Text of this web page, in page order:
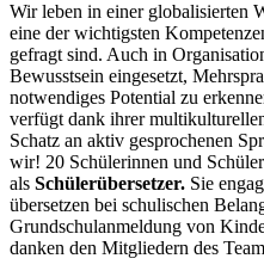
Wir leben in einer globalisierten
eine der wichtigsten
gefragt sind. Auch in
Bewusstsein eingesetzt,
notwendiges Potential zu
verfügt dank ihrer
Schatz an aktiv gesprochenen
wir! 20 Schülerinnen und
als Schülerübersetzer. Sie
übersetzen bei schulischen
Grundschulanmeldung von
danken den Mitgliedern des